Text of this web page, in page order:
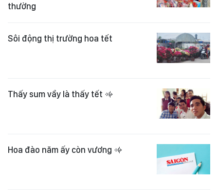
thường
Sôi động thị trường hoa tết
Thấy sum vầy là thấy tết
Hoa đào năm ấy còn vương